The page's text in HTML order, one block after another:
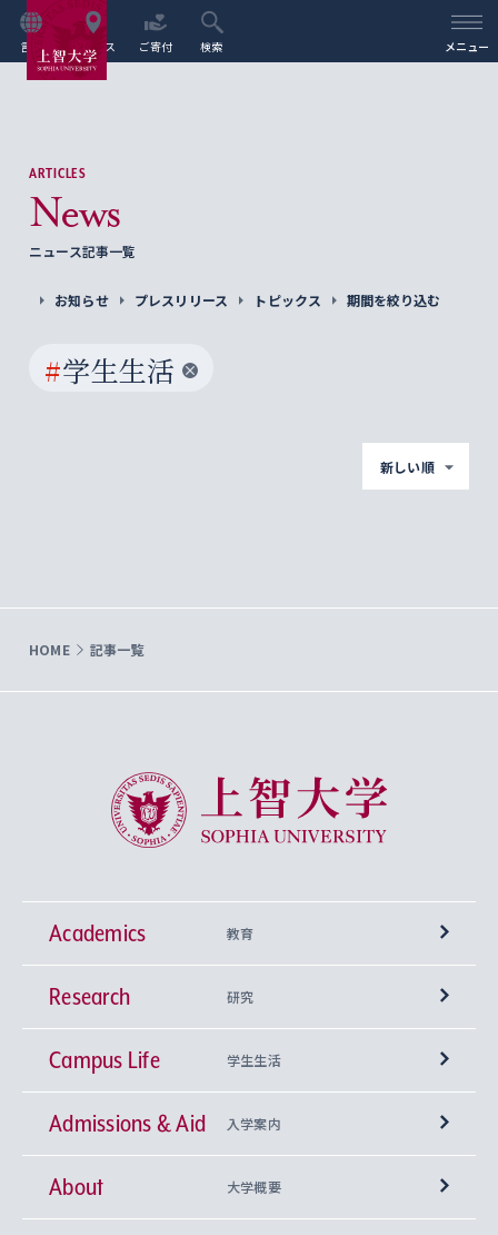
言語 アクセス ご寄付 検索 メニュー
ARTICLES
News
ニュース記事一覧
お知らせ プレスリリース トピックス 期間を絞り込む
#学生生活
新しい順
HOME 記事一覧
上智大学 Sophia University
Academics 教育
学部
神学部
文学部
総合人間科学部
興味から学科を探す
上智大学の全学共通教育
基盤教育センター
上智大学の語学教育
Research 研究
研究所 等
キリスト教文化研究所
中世思想研究所
Sophia Open Research Weeks (SORW)
産官学連携
Campus Life 学生生活
学期区分と授業時間割
課外活動
Admissions & Aid 入学案内
上智大学で取得できる学位
About 大学概要